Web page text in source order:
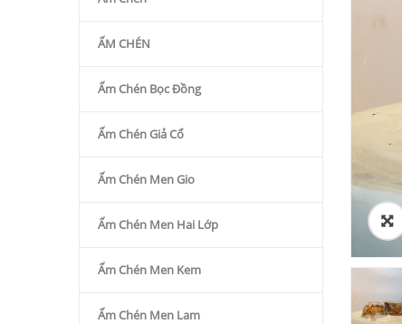
ẤM CHÉN
Ấm Chén Bọc Đồng
Ấm Chén Giả Cổ
Ấm Chén Men Gio
Ấm Chén Men Hai Lớp
Ấm Chén Men Kem
Ấm Chén Men Lam